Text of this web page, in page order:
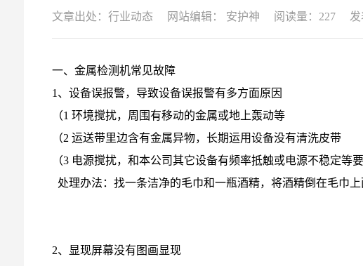
文章出处：行业动态 网站编辑： 安护神 阅读量：227 发
一、金属检测机常见故障
1、设备误报警，导致设备误报警有多方面原因
（1 环境搅扰，周围有移动的金属或地上轰动等
（2 运送带里边含有金属异物，长期运用设备没有清洗皮带
（3 电源搅扰，和本公司其它设备有频率抵触或电源不稳定等
处理办法：找一条洁净的毛巾和一瓶酒精，将酒精倒在毛巾
2、显现屏幕没有图画显现